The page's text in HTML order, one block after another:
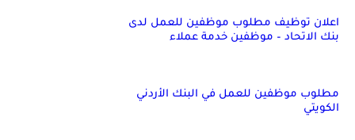
اعلان توظيف مطلوب موظفين للعمل لدى
بنك الاتحاد – موظفين خدمة عملاء
مطلوب موظفين للعمل في البنك الأردني
الكويتي